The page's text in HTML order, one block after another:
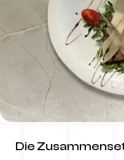
Die